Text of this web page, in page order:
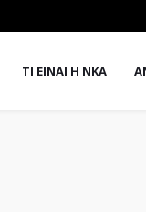
ΤΙ ΕΙΝΑΙ Η ΝΚΑ